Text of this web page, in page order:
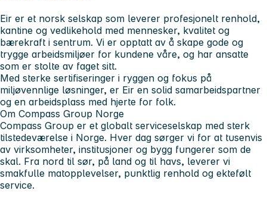
Eir er et norsk selskap som leverer profesjonelt renhold,
kantine og vedlikehold med mennesker, kvalitet og
bærekraft i sentrum. Vi er opptatt av å skape gode og
trygge arbeidsmiljøer for kundene våre, og har ansatte
som er stolte av faget sitt.
Med sterke sertifiseringer i ryggen og fokus på
miljøvennlige løsninger, er Eir en solid samarbeidspartner
og en arbeidsplass med hjerte for folk.
Om Compass Group Norge
Compass Group er et globalt serviceselskap med sterk
tilstedeværelse i Norge. Hver dag sørger vi for at tusenvis
av virksomheter, institusjoner og bygg fungerer som de
skal. Fra nord til sør, på land og til havs, leverer vi
smakfulle matopplevelser, punktlig renhold og ektefølt
service.